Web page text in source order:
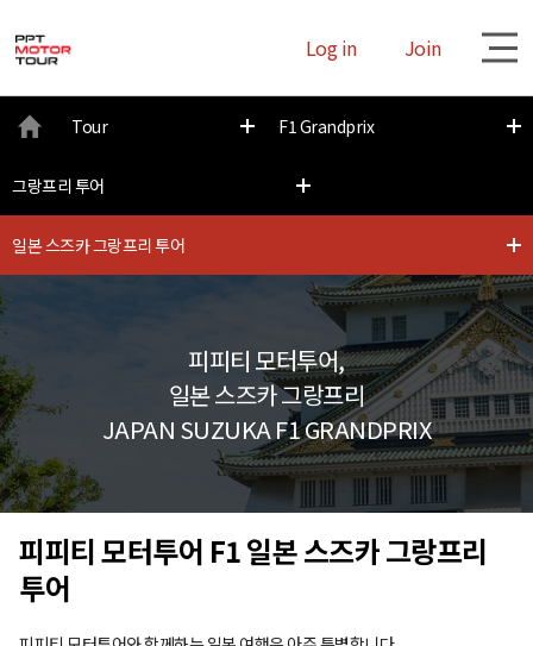
대
메
뉴
Log in Join
Tour F1 Grandprix
그랑프리 투어
일본 스즈카 그랑프리 투어
피피티 모터투어,
일본 스즈카 그랑프리
JAPAN SUZUKA F1 GRANDPRIX
피피티 모터투어 F1 일본 스즈카 그랑프리
투어